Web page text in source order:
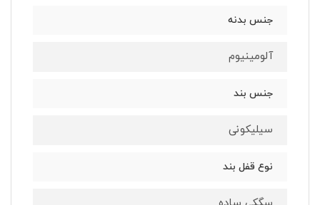
جنس بدنه
آلومینیوم
جنس بند
سیلیکونی
نوع قفل بند